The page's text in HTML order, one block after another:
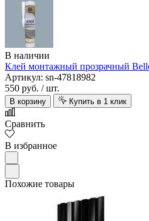
В наличии
Клей монтажный прозрачный
Артикул: sn-47818982
550 руб. / шт.
В корзину Купить в 1 клик
Сравнить
В избранное
Похожие товары